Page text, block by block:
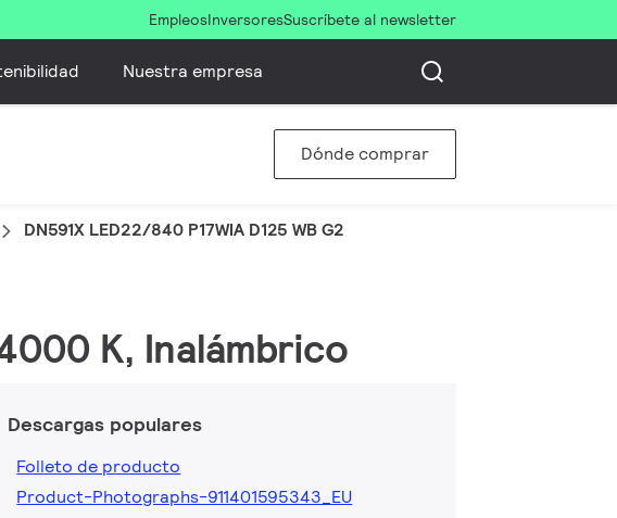
EmpleosInversoresSuscríbete al newsletter
Nuestra empresa
Dónde comprar
DN591X LED22/840 P17WIA D125 WB G2
K, Inalámbrico
Descargas populares
Folleto de producto
Product-Photographs-911401595343_EU